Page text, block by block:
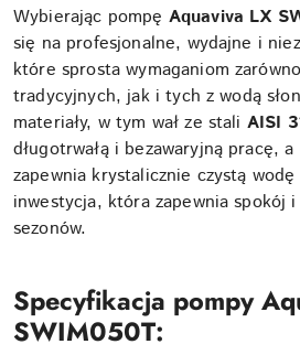
Wybierając pompę Aquaviva LX
się na profesjonalne, wydajne i
które sprosta wymaganiom
tradycyjnych, jak i tych z wodą
materiały, w tym wał ze stali AISI
długotrwałą i bezawaryjną pracę,
zapewnia krystalicznie czystą
inwestycja, która zapewnia spokój
sezonów.
Specyfikacja pompy
SWIM050T: